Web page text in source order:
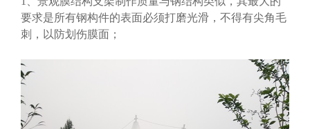
要求是所有钢构件的表面必须打磨光滑，不得有尖角毛
刺，以防划伤膜面 ；